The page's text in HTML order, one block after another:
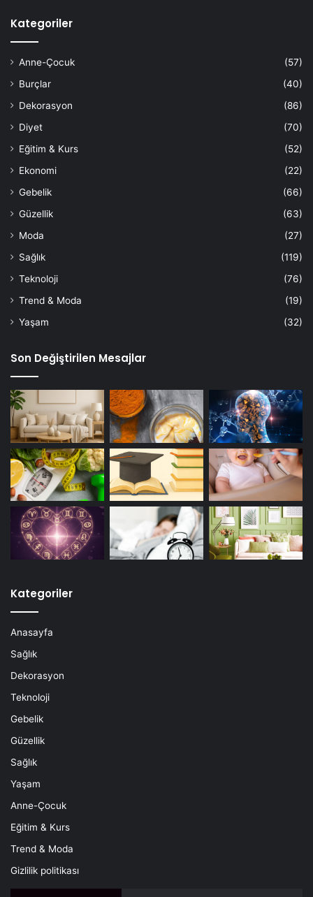
Kategoriler
Anne-Çocuk
(57)
Burçlar
(40)
Dekorasyon
(86)
Diyet
(70)
Eğitim & Kurs
(52)
Ekonomi
(22)
Gebelik
(66)
Güzellik
(63)
Moda
(27)
Sağlık
(119)
Teknoloji
(76)
Trend & Moda
(19)
Yaşam
(32)
Son Değiştirilen Mesajlar
Kategoriler
Anasayfa
Sağlık
Dekorasyon
Teknoloji
Gebelik
Güzellik
Sağlık
Yaşam
Anne-Çocuk
Eğitim & Kurs
Trend & Moda
Gizlilik politikası